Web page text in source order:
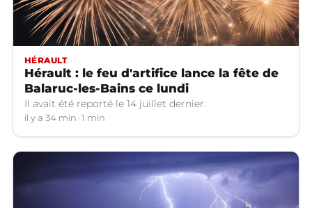
HÉRAULT
Hérault : le feu d'artifice lance la fête de
Balaruc-les-Bains ce lundi
Il avait été reporté le 14 juillet dernier.
il y a 34 min 1 min